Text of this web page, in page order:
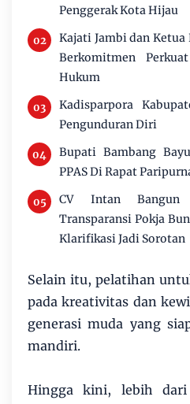
Penggerak Kota Hijau
Kajati Jambi dan
Berkomitmen
Hukum
Kadisparpora
Pengunduran Diri
Bupati Bambang
PPAS Di Rapat
CV Intan Bangun
Transparansi Pokja
Klarifikasi Jadi Sorotan
Selain itu, pelatihan
pada kreativitas dan
generasi muda yang
mandiri.
Hingga kini, lebih